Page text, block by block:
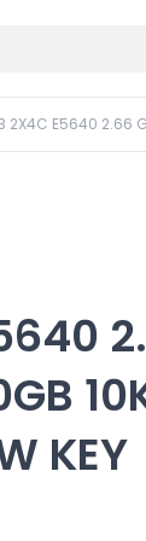
2X4C E5640 2.66
KEY